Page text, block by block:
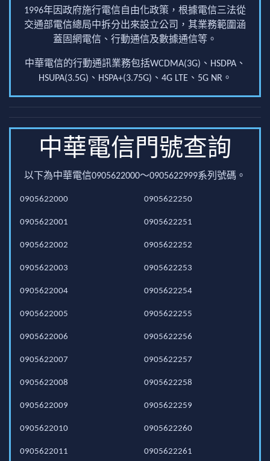
1996年因政府施行電信自由化政策，根據電信三法從
交通部電信總局中拆分出來設立公司，其業務範圍涵
蓋固網電信、行動通信及數據通信等。
中華電信的行動通訊業務包括WCDMA(3G)、HSDPA、
HSUPA(3.5G)、HSPA+(3.75G)、4G LTE、5G NR。
中華電信門號查詢
以下為中華電信0905622000～0905622999系列號碼。
0905622000
0905622001
0905622002
0905622003
0905622004
0905622005
0905622006
0905622007
0905622008
0905622009
0905622010
0905622011
0905622250
0905622251
0905622252
0905622253
0905622254
0905622255
0905622256
0905622257
0905622258
0905622259
0905622260
0905622261